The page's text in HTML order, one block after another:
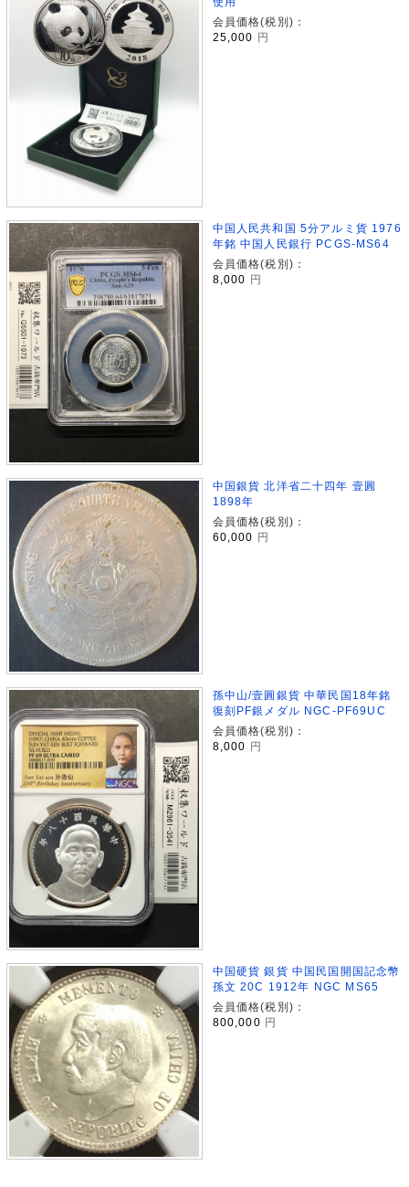
会員価格(税別)：
25,000
円
中国人民共和国 5分アルミ貨 1976
年銘 中国人民銀行 PCGS-MS64
会員価格(税別)：
8,000 円
中国銀貨 北洋省二十四年 壹圓
1898年
会員価格(税別)：
60,000
円
孫中山/壹圓銀貨 中華民国18年銘
復刻PF銀メダル NGC-PF69UC
会員価格(税別)：
8,000
円
中国硬貨 銀貨 中国民国開国記念幣
孫文 20C 1912年 NGC MS65
会員価格(税別)：
800,000 円